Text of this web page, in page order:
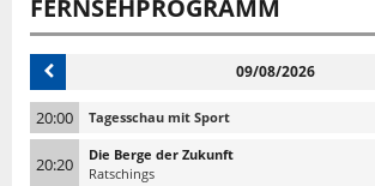
FERNSEHPROGRAMM
09/08/2026
20:00 Tagesschau mit Sport
20:20
Die Berge der Zukunft
Ratschings